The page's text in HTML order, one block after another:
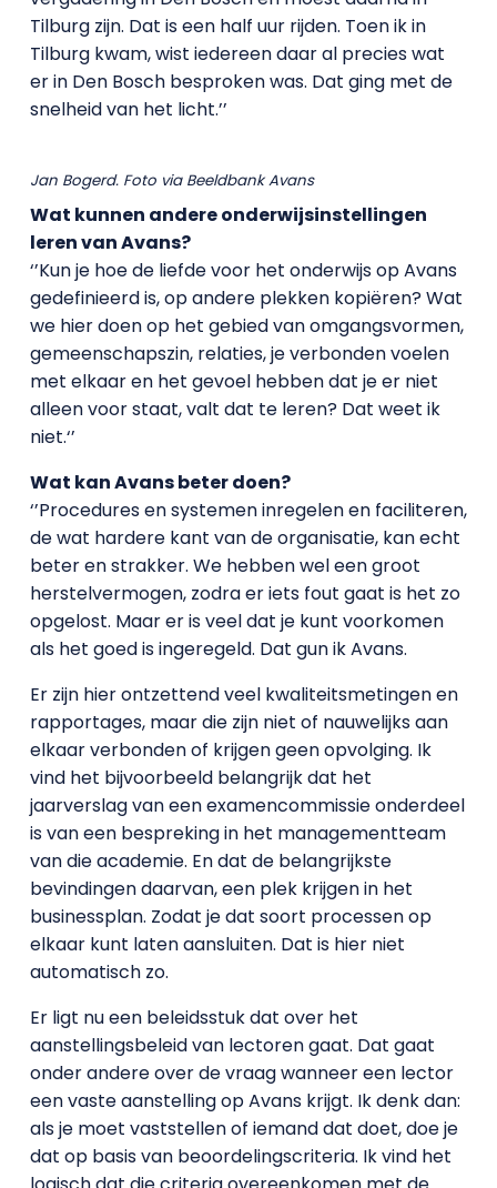
Tilburg zijn. Dat is een half uur rijden. Toen ik in
Tilburg kwam, wist iedereen daar al precies wat
er in Den Bosch besproken was. Dat ging met de
snelheid van het licht.’’
Jan Bogerd. Foto via Beeldbank Avans
Wat kunnen andere onderwijsinstellingen
leren van Avans?
‘’Kun je hoe de liefde voor het onderwijs op Avans
gedefinieerd is, op andere plekken kopiëren? Wat
we hier doen op het gebied van omgangsvormen,
gemeenschapszin, relaties, je verbonden voelen
met elkaar en het gevoel hebben dat je er niet
alleen voor staat, valt dat te leren? Dat weet ik
niet.‘’
Wat kan Avans beter doen?
‘’Procedures en systemen inregelen en faciliteren,
de wat hardere kant van de organisatie, kan echt
beter en strakker. We hebben wel een groot
herstelvermogen, zodra er iets fout gaat is het zo
opgelost. Maar er is veel dat je kunt voorkomen
als het goed is ingeregeld. Dat gun ik Avans.
Er zijn hier ontzettend veel kwaliteitsmetingen en
rapportages, maar die zijn niet of nauwelijks aan
elkaar verbonden of krijgen geen opvolging. Ik
vind het bijvoorbeeld belangrijk dat het
jaarverslag van een examencommissie onderdeel
is van een bespreking in het managementteam
van die academie. En dat de belangrijkste
bevindingen daarvan, een plek krijgen in het
businessplan. Zodat je dat soort processen op
elkaar kunt laten aansluiten. Dat is hier niet
automatisch zo.
Er ligt nu een beleidsstuk dat over het
aanstellingsbeleid van lectoren gaat. Dat gaat
onder andere over de vraag wanneer een lector
een vaste aanstelling op Avans krijgt. Ik denk dan:
als je moet vaststellen of iemand dat doet, doe je
dat op basis van beoordelingscriteria. Ik vind het